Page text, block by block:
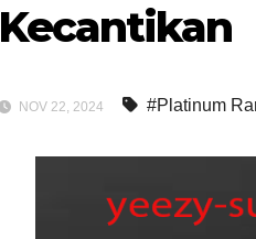
Kecantikan
NOV 22, 2024 #Platinum